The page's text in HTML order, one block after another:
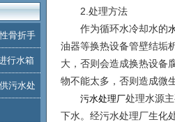
骨折手
行水箱
污水处
2.处理方法
作为循环水冷却水的
油器等换热设备管壁结垢
大，否则会造成换热设备
物不能太多，否则造成微
污水处理厂处理水源
下水。经污水处理厂生化